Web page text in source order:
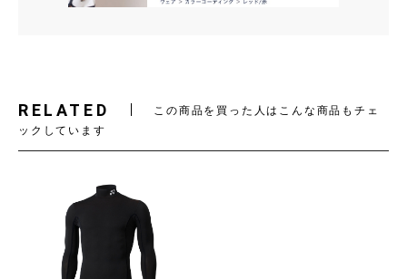
RELATED
この商品を買った人はこんな商品もチェ
ックしています